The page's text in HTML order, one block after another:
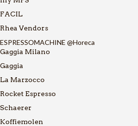
FACIL
Rhea Vendors
ESPRESSOMACHINE @Horeca
Gaggia Milano
Gaggia
La Marzocco
Rocket Espresso
Schaerer
Koffiemolen